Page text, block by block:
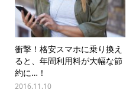
衝撃！格安スマホに乗り換え
ると、年間利用料が大幅な節
約に…！
2016.11.10